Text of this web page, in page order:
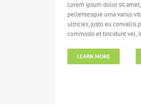
Lorem ipsum dolor sit
pellentesque urna varius
ultricies, justo eu convallis
commodo et tincidunt vel,
LEARN MORE